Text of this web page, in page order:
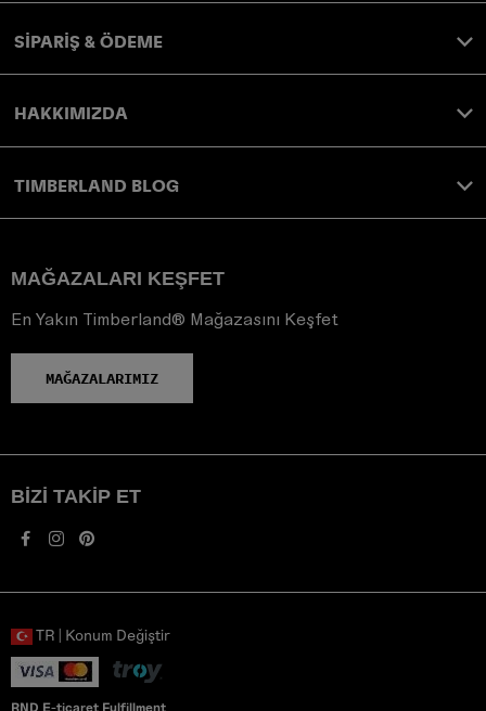
SİPARİŞ & ÖDEME
HAKKIMIZDA
TIMBERLAND BLOG
MAĞAZALARI KEŞFET
En Yakın Timberland® Mağazasını Keşfet
MAĞAZALARIMIZ
BIZI TAKIP ET
TR | Konum Değiştir
RND E-ticaret Fulfillment